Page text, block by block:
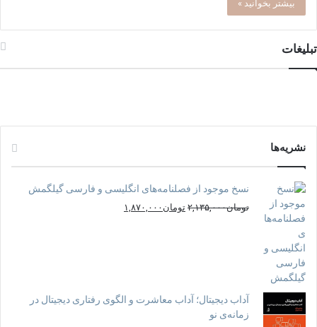
بیشتر بخوانید »
تبلیغات
نشریه‌ها
نسخ موجود از فصلنامه‌های انگلیسی و فارسی گیلگمش
تومان۲,۱۳۵,۰۰۰ قیمت
تومان ۱,۸۷۰,۰۰۰
آداب دیجیتال؛ آداب معاشرت و الگوی رفتاری دیجیتال در
زمانه‌ی نو